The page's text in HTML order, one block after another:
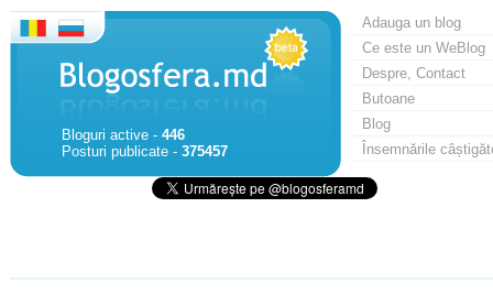
Bloguri active - 446
Posturi publicate - 375457
Adauga un blog
Ce este un WeBlog
Despre, Contact
Butoane
Blog
Însemnările